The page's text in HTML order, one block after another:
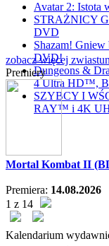
Avatar 2:
STRAŻNICY
DVD
Shazam!
DVD!
Dungeons &
4 Ultra HD™,
SZYBCY I
RAY™ i 4K
zobacz więcej
Premiery
Mortal Kombat II
Premiera: 14.08.2026
1 z 14
Kalendarium